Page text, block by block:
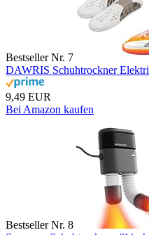
Bestseller Nr. 7
DAWRIS Schuhtrockner
9,49 EUR
Bei Amazon kaufen
Bestseller Nr. 8